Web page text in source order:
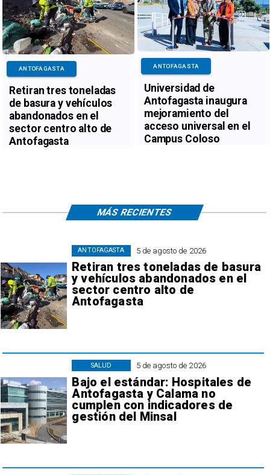
Retiran tres toneladas
de basura y vehículos
abandonados en el
sector centro alto de
Antofagasta
ANTOFAGASTA
Universidad de
Antofagasta inaugura
mejoramiento del
acceso universal en el
Campus Coloso
ANTOFAGASTA
5 de agosto de 2026
Retiran tres toneladas de basura
y vehículos abandonados en el
sector centro alto de
Antofagasta
ANTOFAGASTA
5 de agosto de 2026
Bajo el estándar: Hospitales de
Antofagasta y Calama no
cumplen con indicadores de
gestión del Minsal
SALUD
MÁS RECIENTES